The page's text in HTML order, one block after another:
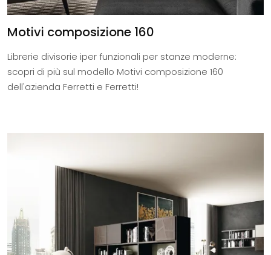
Motivi composizione 160
Librerie divisorie iper funzionali per stanze moderne:
scopri di più sul modello Motivi composizione 160
dell'azienda Ferretti e Ferretti!